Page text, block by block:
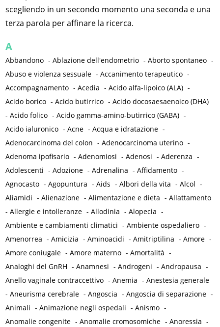
scegliendo in un secondo momento una seconda e una
terza parola per affinare la ricerca.
A
Abbandono -Ablazione dell'endometrio -Aborto spontaneo -
Abuso e violenza sessuale -Accanimento terapeutico -
Accompagnamento -Acedia -Acido alfa-lipoico (ALA) -
Acido borico -Acido butirrico -Acido docosaesaenoico (DHA)
-Acido folico -Acido gamma-amino-butirrico (GABA) -
Acido ialuronico -Acne -Acqua e idratazione -
Adenocarcinoma del colon -Adenocarcinoma uterino -
Adenoma ipofisario -Adenomiosi -Adenosi -Aderenza -
Adolescenti -Adozione -Adrenalina -Affidamento -
Agnocasto -Agopuntura -Aids -Albori della vita -Alcol -
Aliamidi -Alienazione -Alimentazione e dieta -Allattamento
-Allergie e intolleranze -Allodinia -Alopecia -
Ambiente e cambiamenti climatici -Ambiente ospedaliero -
Amenorrea -Amicizia -Aminoacidi -Amitriptilina -Amore -
Amore coniugale -Amore materno -Amortalità -
Analoghi del GnRH -Anamnesi -Androgeni -Andropausa -
Anello vaginale contraccettivo -Anemia -Anestesia generale
-Aneurisma cerebrale -Angoscia -Angoscia di separazione -
Animali -Animazione negli ospedali -Anismo -
Anomalie congenite -Anomalie cromosomiche -Anoressia -